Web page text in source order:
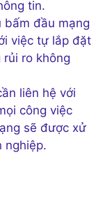
tin.
bấm đầu mạng
việc tự lắp đặt
ro không
liên hệ với
công việc
sẽ được xử
nghiệp.